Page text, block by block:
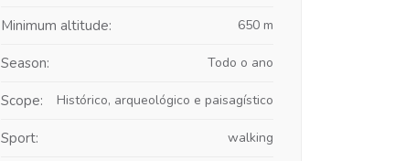
Minimum altitude: 650 m
Season: Todo o ano
Scope: Histórico, arqueológico e paisagístico
Sport: walking